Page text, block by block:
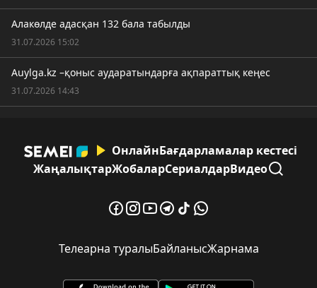
Алакөлде адасқан 132 бала табылды
31.07.2026 15:02
Auylga.kz –қоныс аударатындарға ақпараттық кеңес
31.07.2026 14:43
ОнлайнБағдарламалар кестесі
ЖаңалықтарЖобаларСериалдарВидео
Телеарна туралыБайланысЖарнама